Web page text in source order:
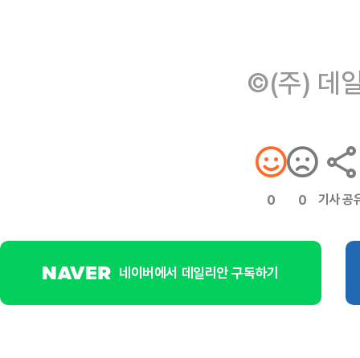
©(주) 데
0 0 기사 공
네이버에서 데일리안 구독하기